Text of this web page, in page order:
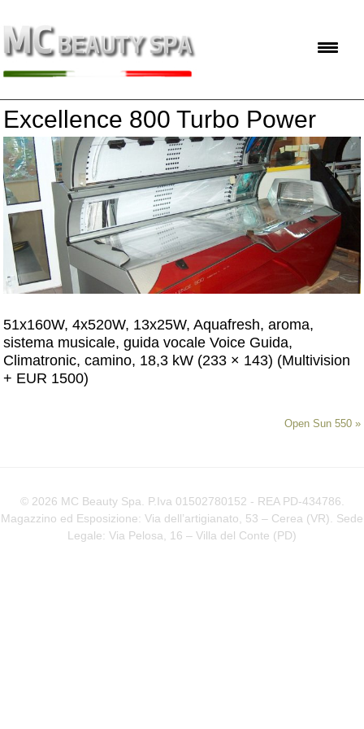
Excellence 800 Turbo Power
51x160W, 4x520W, 13x25W, Aquafresh, aroma,
sistema musicale, guida vocale Voice Guida,
Climatronic, camino, 18,3 kW (233 × 143) (Multivision
+ EUR 1500)
Open Sun 550»
© 2026 MC Beauty Spa. P.Iva 01502780152 - REA PD-434786.
Magazzino ed Esposizione: Via dell’artigianato, 53 – Cerea (VR). Sede
Legale: Via Pelosa, 16 – Villa del Conte (PD)